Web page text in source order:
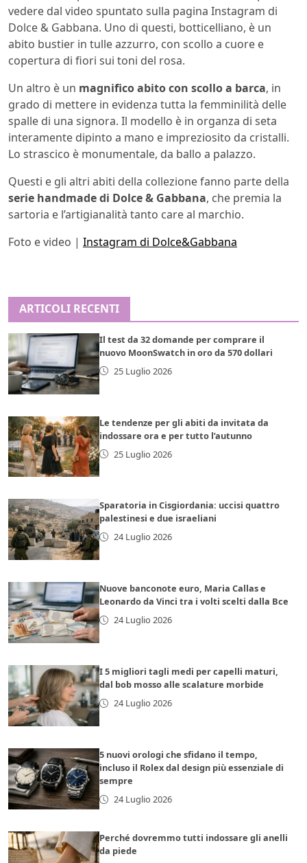
vedere dal video spuntato sulla pagina Instagram di
Dolce & Gabbana. Uno di questi, botticelliano, è un
abito bustier in tulle azzurro, con scollo a cuore e
copertura di fiori sui toni del rosa.
Un altro è un magnifico abito con scollo a barca, in
grado di mettere in evidenza tutta la femminilità delle
spalle di una signora. Il modello è in organza di seta
interamente dipinto a mano e impreziosito da cristalli.
Lo strascico è monumentale, da ballo a palazzo.
Questi e gli altri abiti della collezione fanno parte della
serie handmade di Dolce & Gabbana, che premia la
sartoria e l’artigianalità tanto care al marchio.
Foto e video | Instagram di Dolce&Gabbana
ARTICOLI RECENTI
Il test da 32 domande per comprare il
nuovo MoonSwatch in oro da 570 dollari
25 Luglio 2026
Le tendenze per gli abiti da invitata da
indossare ora e per tutto l’autunno
25 Luglio 2026
Sparatoria in Cisgiordania: uccisi quattro
palestinesi e due israeliani
24 Luglio 2026
Nuove banconote euro, Maria Callas e
Leonardo da Vinci tra i volti scelti dalla Bce
24 Luglio 2026
I 5 migliori tagli medi per capelli maturi,
dal bob mosso alle scalature morbide
24 Luglio 2026
5 nuovi orologi che sfidano il tempo,
incluso il Rolex dal design più essenziale di
sempre
24 Luglio 2026
Perché dovremmo tutti indossare gli anelli
da piede